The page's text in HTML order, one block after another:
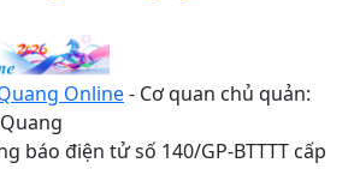
Online- Cơ quan chủ quản:
báo điện tử số 140/GP-BTTTT cấp